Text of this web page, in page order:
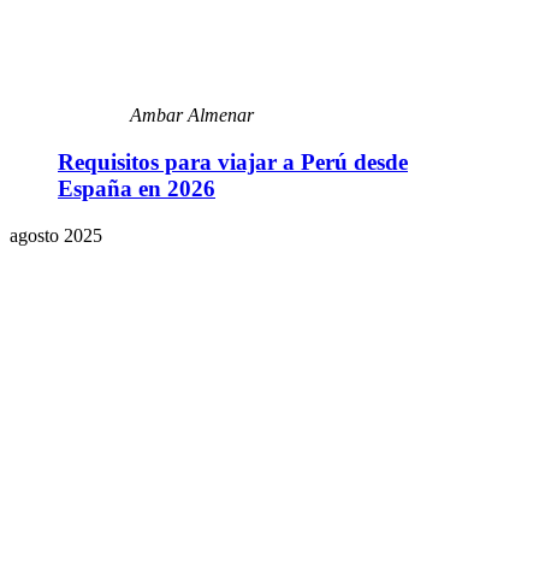
Ambar Almenar
Requisitos para viajar a Perú desde
España en 2026
agosto 2025